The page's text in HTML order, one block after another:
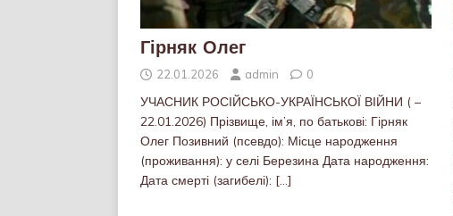
Гірняк Олег
22.01.2026 admin 0
УЧАСНИК РОСІЙСЬКО-УКРАЇНСЬКОЇ ВІЙНИ ( –
22.01.2026) Прізвище, ім’я, по батькові: Гірняк
Олег Позивний (псевдо): Місце народження
(проживання): у селі Березина Дата народження:
Дата смерті (загибелі): […]